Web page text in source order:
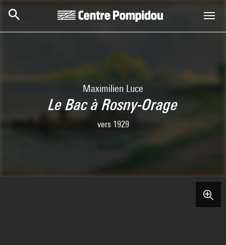
Maximilien Luce
Le Bac à Rosny-Orage
vers 1929